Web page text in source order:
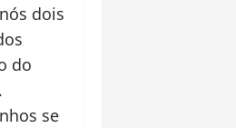
dois
do
se